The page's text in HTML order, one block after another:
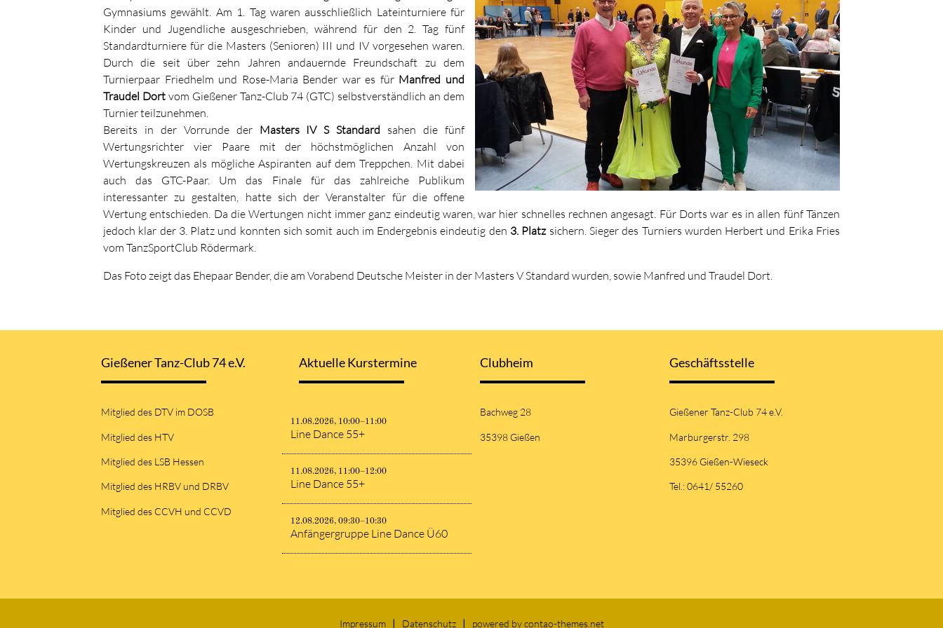
Gymnasiums gewählt. Am 1. Tag waren ausschließlich Lateinturniere für
Kinder und Jugendliche ausgeschrieben, während für den 2. Tag fünf
Standardturniere für die Masters (Senioren) III und IV vorgesehen waren.
Durch die seit über zehn Jahren andauernde Freundschaft zu dem
Turnierpaar Friedhelm und Rose-Maria Bender war es für Manfred und
Traudel Dortvom Gießener Tanz-Club 74 (GTC) selbstverständlich an dem
Turnier teilzunehmen.
Bereits in der Vorrunde der Masters IV S Standard sahen die fünf
Wertungsrichter vier Paare mit der höchstmöglichen Anzahl von
Wertungskreuzen als mögliche Aspiranten auf dem Treppchen. Mit dabei
auch das GTC-Paar. Um das Finale für das zahlreiche Publikum
interessanter zu gestalten, hatte sich der Veranstalter für die offene
Wertung entschieden. Da die Wertungen nicht immer ganz eindeutig waren, war hier schnelles rechnen angesagt. Für Dorts war es in allen fünf Tänzen
jedoch klar der 3. Platz und konnten sich somit auch im Endergebnis eindeutig den 3. Platzsichern. Sieger des Turniers wurden Herbert und Erika Fries
vom TanzSportClub Rödermark.
Das Foto zeigt das Ehepaar Bender, die am Vorabend Deutsche Meister in der Masters V Standard wurden, sowie Manfred und Traudel Dort.
Gießener Tanz-Club 74 e.V.
Mitglied des DTV im DOSB
Mitglied des HTV
Mitglied des LSB Hessen
Mitglied des HRBV und DRBV
Mitglied des CCVH und CCVD
Aktuelle Kurstermine
11.08.2026, 10:00–11:00
Line Dance 55+
11.08.2026, 11:00–12:00
Line Dance 55+
12.08.2026, 09:30–10:30
Anfängergruppe Line Dance Ü60
Clubheim
Bachweg 28
35398 Gießen
Geschäftsstelle
Gießener Tanz-Club 74 e.V.
Marburgerstr. 298
35396 Gießen-Wieseck
Tel.: 0641/ 55260
Impressum Datenschutz powered bycontao-themes.net